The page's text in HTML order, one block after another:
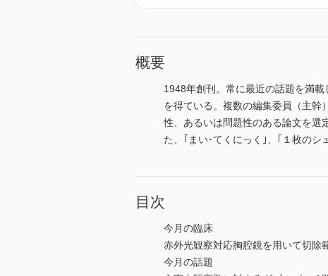
概要
1948年創刊。常に最近の話題を満
を得ている。複数の編集委員（主幹
性、あるいは問題性のある論文を選
た、｢まい･てくにっく｣、｢１枚のシ
目次
今月の臨床
赤外光観察対応胸腔鏡を用いて切除
今月の話題